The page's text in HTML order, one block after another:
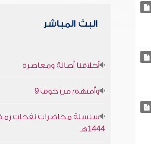
البث المباشر
أخلاقنا أصالة ومعاصرة
وأمنهم من خوف 9
سلسلة محاضرات نفحات
1444هـ